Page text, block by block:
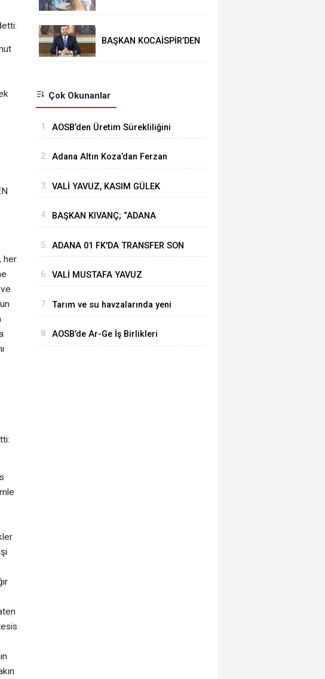
her
BAŞKAN KOCAİSPİR’DEN
MESAJI
Çok Okunanlar
1. ⁠AOSB’den Üretim Sürekliliğini
2. Adana Altın Koza’dan Ferzan
Ödülü
3. VALİ YAVUZ, KASIM GÜLEK
ÇALIŞMALARI İNCELEDİ
4. BAŞKAN KIVANÇ; “ADANA
DOLARA YAKLAŞTI”
5. ADANA 01 FK'DA TRANSFER SON
6. VALİ MUSTAFA YAVUZ
ETTİ
7. Tarım ve su havzalarında yeni
değişiklikleri 'Resmi'leşti
8. AOSB’de Ar-Ge İş Birlikleri